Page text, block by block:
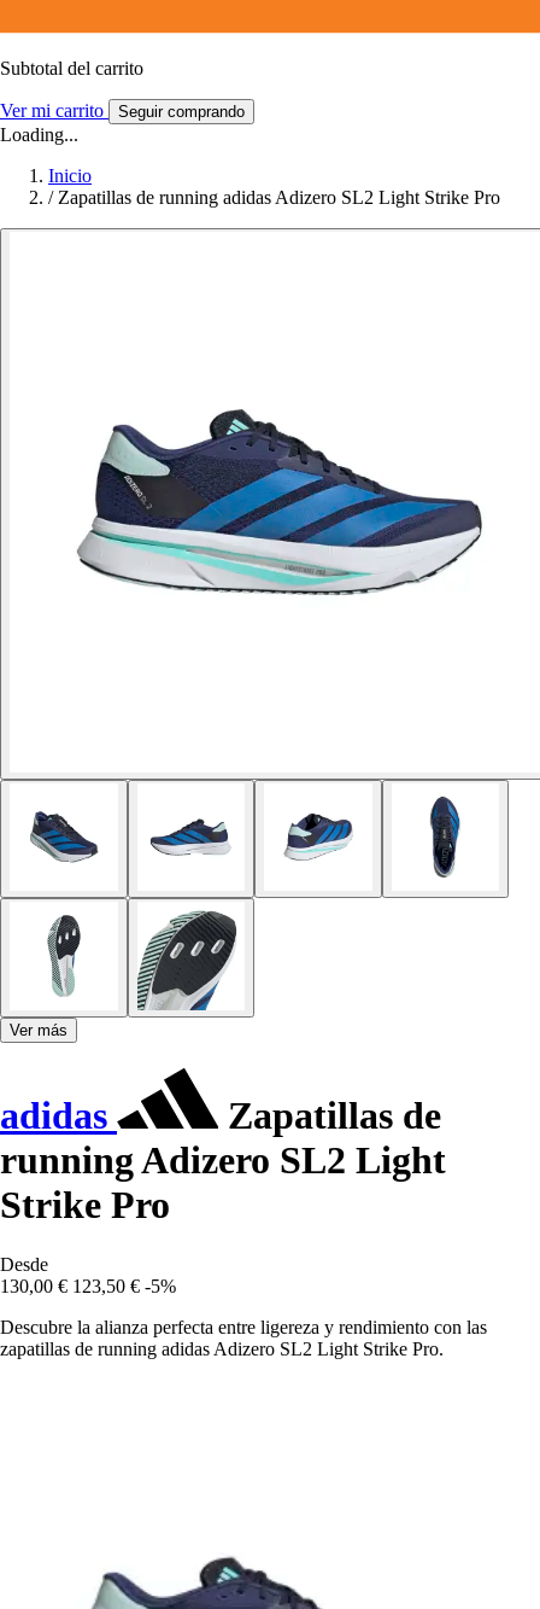
Subtotal del carrito
Ver mi carrito Seguir comprando
Loading...
Inicio
/ Zapatillas de running adidas Adizero SL2 Light Strike Pro
Ver más
adidas
Zapatillas de
running Adizero SL2 Light
Strike Pro
Desde
130,00 € 123,50 € -5%
Descubre la alianza perfecta entre ligereza y rendimiento con las
zapatillas de running adidas Adizero SL2 Light Strike Pro.